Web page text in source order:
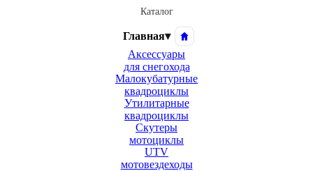
Каталог
Главная▾
Аксессуары
для снегохода
Малокубатурные
квадроциклы
Утилитарные
квадроциклы
Скутеры
мотоциклы
UTV
мотовездеходы